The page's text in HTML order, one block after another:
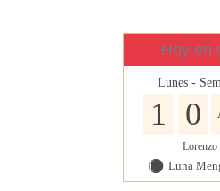
Hoy en
Lunes -
1 0
Lorenzo
Y Luna